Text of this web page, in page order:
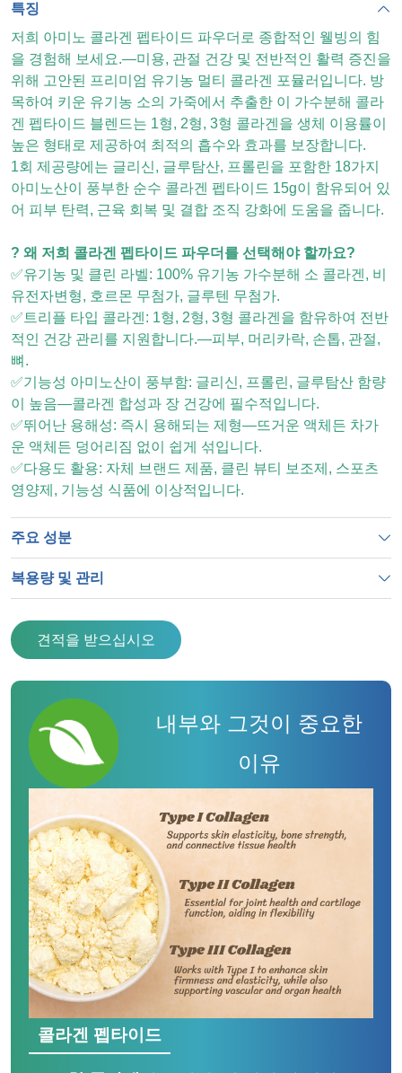
특징
저희 아미노 콜라겐 펩타이드 파우더로 종합적인 웰빙의 힘
을 경험해 보세요.—미용, 관절 건강 및 전반적인 활력 증진을
위해 고안된 프리미엄 유기농 멀티 콜라겐 포뮬러입니다. 방
목하여 키운 유기농 소의 가죽에서 추출한 이 가수분해 콜라
겐 펩타이드 블렌드는 1형, 2형, 3형 콜라겐을 생체 이용률이
높은 형태로 제공하여 최적의 흡수와 효과를 보장합니다.
1회 제공량에는 글리신, 글루탐산, 프롤린을 포함한 18가지
아미노산이 풍부한 순수 콜라겐 펩타이드 15g이 함유되어 있
어 피부 탄력, 근육 회복 및 결합 조직 강화에 도움을 줍니다.
? 왜 저희 콜라겐 펩타이드 파우더를 선택해야 할까요?
✅유기농 및 클린 라벨: 100% 유기농 가수분해 소 콜라겐, 비
유전자변형, 호르몬 무첨가, 글루텐 무첨가.
✅트리플 타입 콜라겐: 1형, 2형, 3형 콜라겐을 함유하여 전반
적인 건강 관리를 지원합니다.—피부, 머리카락, 손톱, 관절,
뼈.
✅기능성 아미노산이 풍부함: 글리신, 프롤린, 글루탐산 함량
이 높음—콜라겐 합성과 장 건강에 필수적입니다.
✅뛰어난 용해성: 즉시 용해되는 제형—뜨거운 액체든 차가
운 액체든 덩어리짐 없이 쉽게 섞입니다.
✅다용도 활용: 자체 브랜드 제품, 클린 뷰티 보조제, 스포츠
영양제, 기능성 식품에 이상적입니다.
주요 성분
복용량 및 관리
견적을 받으십시오
내부와 그것이 중요한
이유
콜라겐 펩타이드